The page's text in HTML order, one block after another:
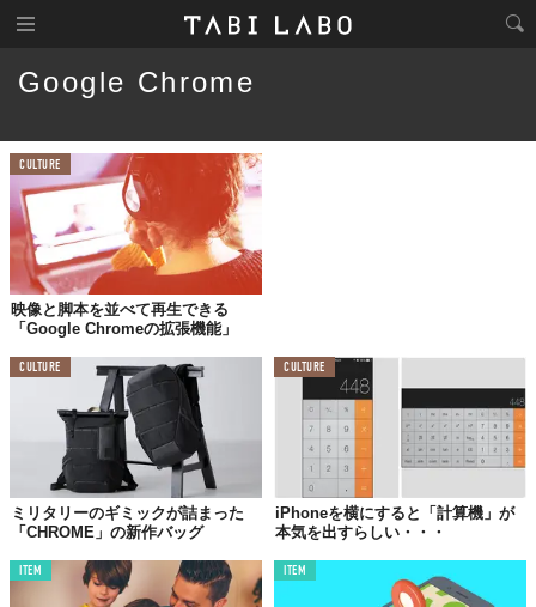
Google Chrome
CULTURE
映像と脚本を並べて再生できる
「Google Chromeの拡張機能」
CULTURE
ミリタリーのギミックが詰まった
「CHROME」の新作バッグ
CULTURE
iPhoneを横にすると「計算機」が
本気を出すらしい・・・
ITEM ITEM